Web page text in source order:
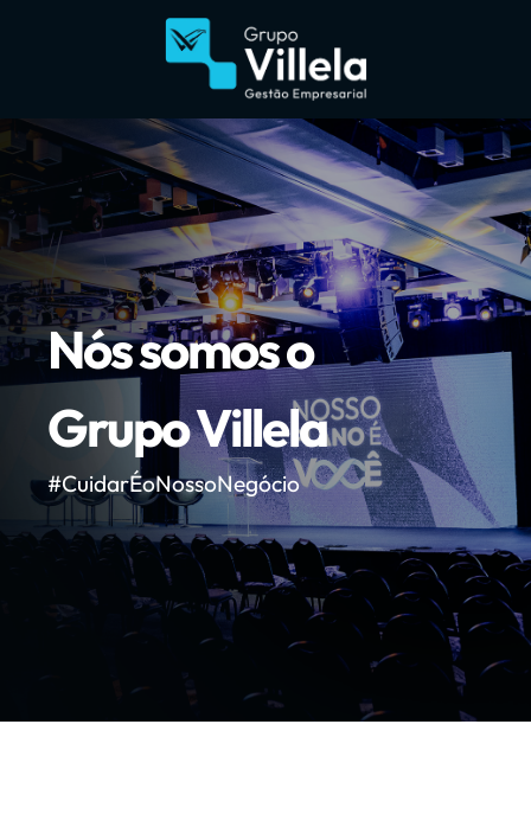
Nós somos o
Grupo Villela
#CuidarÉoNossoNegócio